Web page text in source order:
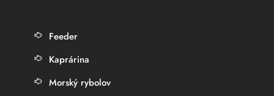
Feeder
Kaprárina
Morský rybolov